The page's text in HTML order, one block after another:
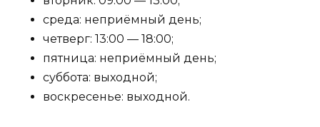
среда: неприёмный день;
четверг: 13:00 — 18:00;
пятница: неприёмный день;
суббота: выходной;
воскресенье: выходной.